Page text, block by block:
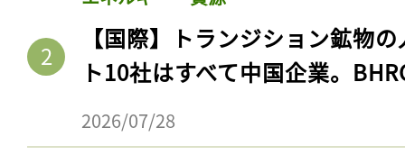
【国際】トランジション鉱物
ト10社はすべて中国企業。
2026/07/28